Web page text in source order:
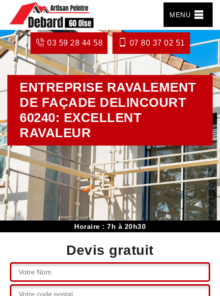
MENU
03 59 28 44 58 07 80 37 02 51
ENTREPRISE RAVALEMENT
DE FAÇADE DELINCOURT
60240: EXCELLENT
RAVALEUR
Horaire : 7h à 20h30
Devis gratuit